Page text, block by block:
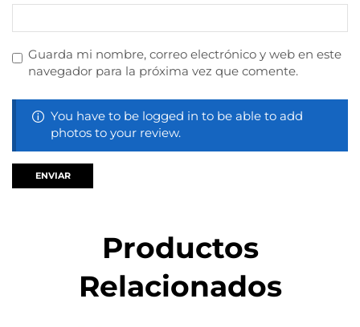
Guarda mi nombre, correo electrónico y web en este
navegador para la próxima vez que comente.
You have to be logged in to be able to add
photos to your review.
Productos
Relacionados